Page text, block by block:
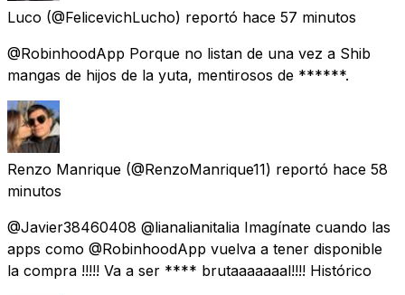
Luco (@FelicevichLucho) reportó hace 57 minutos
@RobinhoodApp Porque no listan de una vez a Shib
mangas de hijos de la yuta, mentirosos de ******.
Renzo Manrique (@RenzoManrique11) reportó hace 58
minutos
@Javier38460408 @lianalianitalia Imagínate cuando las
apps como @RobinhoodApp vuelva a tener disponible
la compra !!!!! Va a ser **** brutaaaaaaal!!!! Histórico